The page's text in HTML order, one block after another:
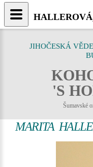
JIHOČESKÁ
'S
Šumavské
MARITA